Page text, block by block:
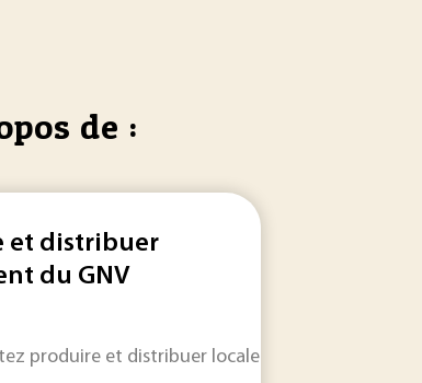
de :
sont évoqués. Les
faut installer des stations... de ravitaillement/
et distribuer
du GNV
produire et distribuer localement le